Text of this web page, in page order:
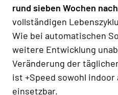
rund sieben Wochen
vollständigen
Wie bei automatischen
weitere Entwicklung
Veränderung der
ist +Speed sowohl
einsetzbar.